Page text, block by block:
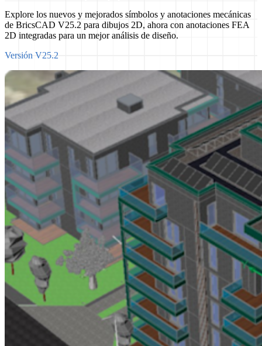
Explore los nuevos y mejorados símbolos y anotaciones mecánicas
de BricsCAD V25.2 para dibujos 2D, ahora con anotaciones FEA
2D integradas para un mejor análisis de diseño.
Versión V25.2